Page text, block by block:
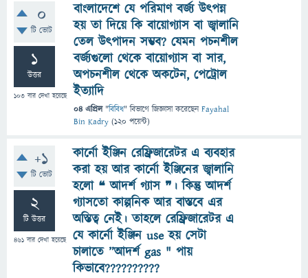
0
টি ভোট
1
উত্তর
103 বার দেখা হয়েছে
বাংলাদেশে যে পরিমাণ বর্জ্য উৎপন্ন
হয় তা দিয়ে কি বায়োগ্যাস বা জ্বালানি
তেল উৎপাদন সম্ভব? যেমন পচনশীল
বর্জ্যগুলো থেকে বায়োগ্যাস বা সার,
অপচনশীল থেকে অকটেন, পেট্রোল
ইত্যাদি
04 এপ্রিল "বিবিধ" বিভাগে জিজ্ঞাসাকরেছেনFayahal
Bin Kadry (120 পয়েন্ট)
+1
টি ভোট
2
টি উত্তর
461 বার দেখা হয়েছে
কার্নো ইঞ্জিন রেফ্রিজারেটর এ ব্যবহার
করা হয় আর কার্নো ইঞ্জিনের জ্বালানি
হলো ❝ আদর্শ গ্যাস ❞। কিন্তু আদর্শ
গ্যাসতো কাল্পনিক আর বাস্তবে এর
অস্তিত্ব নেই। তাহলে রেফ্রিজারেটর এ
যে কার্নো ইঞ্জিন use হয় সেটা
চালাতে ”আদর্শ gas " পায়
কিভাবে??????????